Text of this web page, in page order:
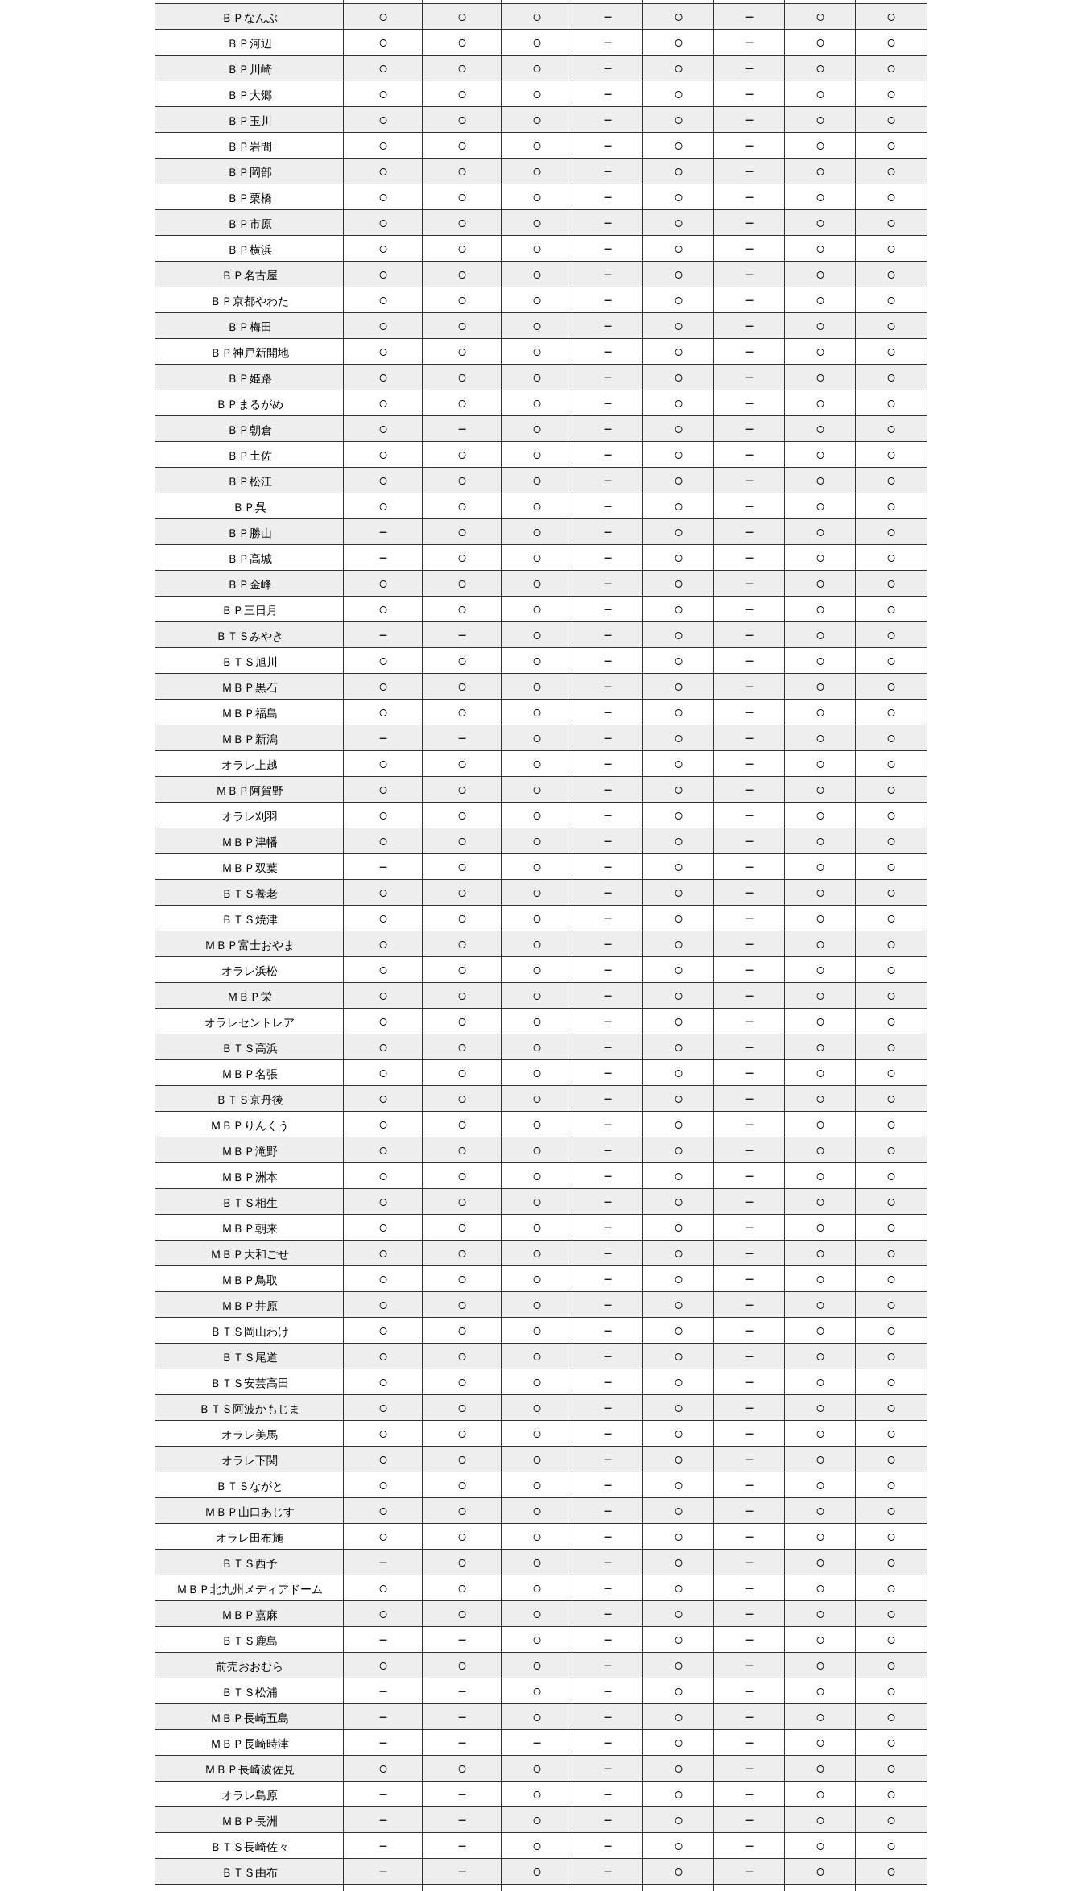
ＢＰなんぶ ○ ○ ○ － ○ － ○ ○
ＢＰ河辺 ○ ○ ○ － ○ － ○ ○
ＢＰ川崎 ○ ○ ○ － ○ － ○ ○
ＢＰ大郷 ○ ○ ○ － ○ － ○ ○
ＢＰ玉川 ○ ○ ○ － ○ － ○ ○
ＢＰ岩間 ○ ○ ○ － ○ － ○ ○
ＢＰ岡部 ○ ○ ○ － ○ － ○ ○
ＢＰ栗橋 ○ ○ ○ － ○ － ○ ○
ＢＰ市原 ○ ○ ○ － ○ － ○ ○
ＢＰ横浜 ○ ○ ○ － ○ － ○ ○
ＢＰ名古屋 ○ ○ ○ － ○ － ○ ○
ＢＰ京都やわた ○ ○ ○ － ○ － ○ ○
ＢＰ梅田 ○ ○ ○ － ○ － ○ ○
ＢＰ神戸新開地 ○ ○ ○ － ○ － ○ ○
ＢＰ姫路 ○ ○ ○ － ○ － ○ ○
ＢＰまるがめ ○ ○ ○ － ○ － ○ ○
ＢＰ朝倉 ○ － ○ － ○ － ○ ○
ＢＰ土佐 ○ ○ ○ － ○ － ○ ○
ＢＰ松江 ○ ○ ○ － ○ － ○ ○
ＢＰ呉 ○ ○ ○ － ○ － ○ ○
ＢＰ勝山 － ○ ○ － ○ － ○ ○
ＢＰ高城 － ○ ○ － ○ － ○ ○
ＢＰ金峰 ○ ○ ○ － ○ － ○ ○
ＢＰ三日月 ○ ○ ○ － ○ － ○ ○
ＢＴＳみやき － － ○ － ○ － ○ ○
ＢＴＳ旭川 ○ ○ ○ － ○ － ○ ○
ＭＢＰ黒石 ○ ○ ○ － ○ － ○ ○
ＭＢＰ福島 ○ ○ ○ － ○ － ○ ○
ＭＢＰ新潟 － － ○ － ○ － ○ ○
オラレ上越 ○ ○ ○ － ○ － ○ ○
ＭＢＰ阿賀野 ○ ○ ○ － ○ － ○ ○
オラレ刈羽 ○ ○ ○ － ○ － ○ ○
ＭＢＰ津幡 ○ ○ ○ － ○ － ○ ○
ＭＢＰ双葉 － ○ ○ － ○ － ○ ○
ＢＴＳ養老 ○ ○ ○ － ○ － ○ ○
ＢＴＳ焼津 ○ ○ ○ － ○ － ○ ○
ＭＢＰ富士おやま ○ ○ ○ － ○ － ○ ○
オラレ浜松 ○ ○ ○ － ○ － ○ ○
ＭＢＰ栄 ○ ○ ○ － ○ － ○ ○
オラレセントレア ○ ○ ○ － ○ － ○ ○
ＢＴＳ高浜 ○ ○ ○ － ○ － ○ ○
ＭＢＰ名張 ○ ○ ○ － ○ － ○ ○
ＢＴＳ京丹後 ○ ○ ○ － ○ － ○ ○
ＭＢＰりんくう ○ ○ ○ － ○ － ○ ○
ＭＢＰ滝野 ○ ○ ○ － ○ － ○ ○
ＭＢＰ洲本 ○ ○ ○ － ○ － ○ ○
ＢＴＳ相生 ○ ○ ○ － ○ － ○ ○
ＭＢＰ朝来 ○ ○ ○ － ○ － ○ ○
ＭＢＰ大和ごせ ○ ○ ○ － ○ － ○ ○
ＭＢＰ鳥取 ○ ○ ○ － ○ － ○ ○
ＭＢＰ井原 ○ ○ ○ － ○ － ○ ○
ＢＴＳ岡山わけ ○ ○ ○ － ○ － ○ ○
ＢＴＳ尾道 ○ ○ ○ － ○ － ○ ○
ＢＴＳ安芸高田 ○ ○ ○ － ○ － ○ ○
ＢＴＳ阿波かもじま ○ ○ ○ － ○ － ○ ○
オラレ美馬 ○ ○ ○ － ○ － ○ ○
オラレ下関 ○ ○ ○ － ○ － ○ ○
ＢＴＳながと ○ ○ ○ － ○ － ○ ○
ＭＢＰ山口あじす ○ ○ ○ － ○ － ○ ○
オラレ田布施 ○ ○ ○ － ○ － ○ ○
ＢＴＳ西予 － ○ ○ － ○ － ○ ○
ＭＢＰ北九州メディアドーム ○ ○ ○ － ○ － ○ ○
ＭＢＰ嘉麻 ○ ○ ○ － ○ － ○ ○
ＢＴＳ鹿島 － － ○ － ○ － ○ ○
前売おおむら ○ ○ ○ － ○ － ○ ○
ＢＴＳ松浦 － － ○ － ○ － ○ ○
ＭＢＰ長崎五島 － － ○ － ○ － ○ ○
ＭＢＰ長崎時津 － － － － ○ － ○ ○
ＭＢＰ長崎波佐見 ○ ○ ○ － ○ － ○ ○
オラレ島原 － － ○ － ○ － ○ ○
ＭＢＰ長洲 － － ○ － ○ － ○ ○
ＢＴＳ長崎佐々 － － ○ － ○ － ○ ○
ＢＴＳ由布 － － ○ － ○ － ○
○